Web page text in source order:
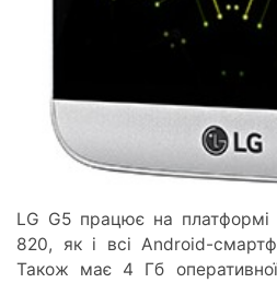
LG G5 працює на платформі
820, як і всі Android-
Також має 4 Гб